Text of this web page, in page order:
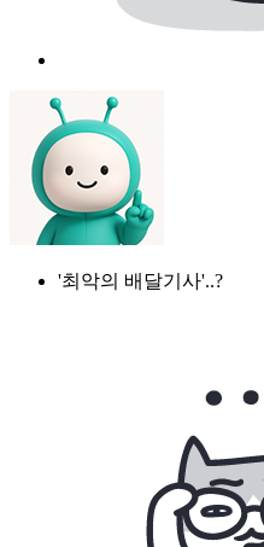
'최악의 배달기사'..?